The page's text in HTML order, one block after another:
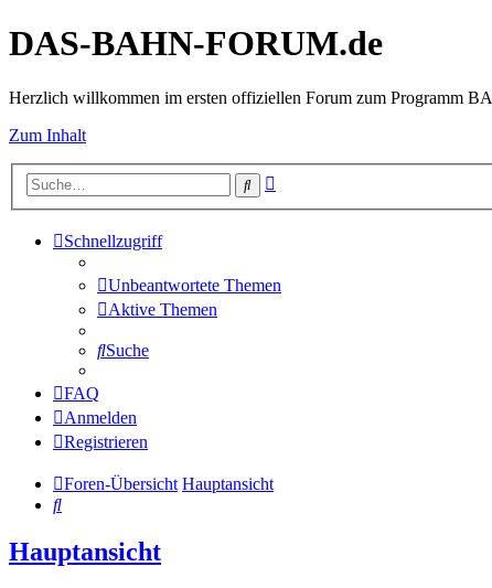
DAS-BAHN-FORUM.de
Herzlich willkommen im ersten offiziellen Forum zum Programm
Zum Inhalt
Suche
Schnellzugriff
Unbeantwortete Themen
Aktive Themen
Suche
FAQ
Anmelden
Registrieren
Foren-Übersicht Hauptansicht
Suche
Hauptansicht